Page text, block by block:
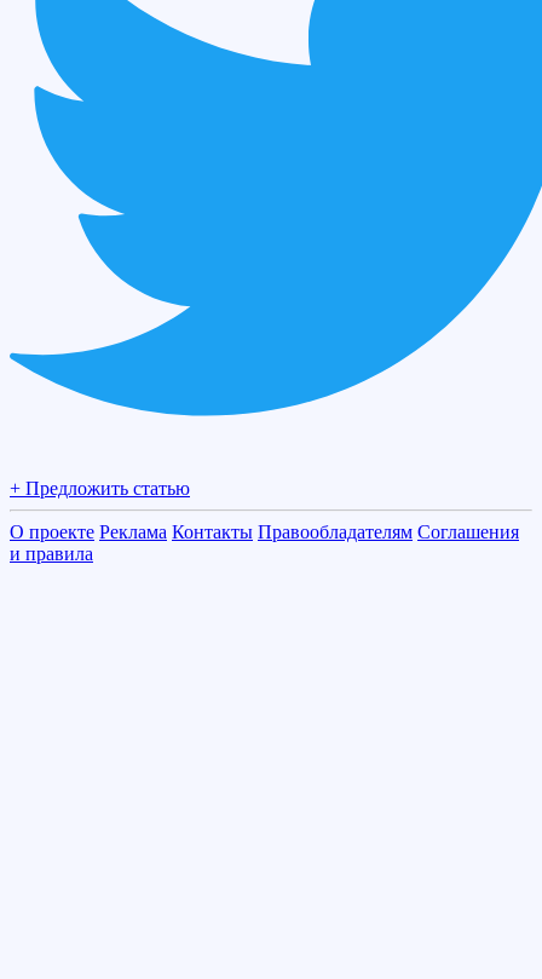
+ Предложить статью
О проекте Реклама Контакты Правообладателям Соглашения
и правила